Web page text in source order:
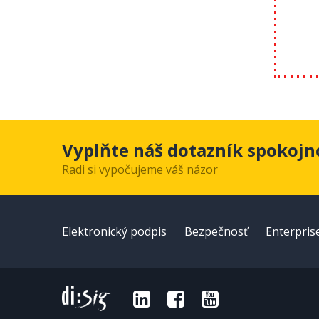
Vyplňte náš dotazník
Radi si vypočujeme váš názor
Elektronický podpis Bezpečnosť